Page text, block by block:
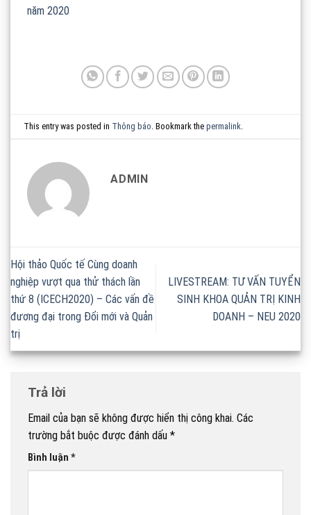
năm 2020
This entry was posted in Thông báo . Bookmark thepermalink
ADMIN
Hội thảo Quốc tế Cùng doanh
nghiệp vượt qua thử thách lần
thứ 8 (ICECH2020) – Các vấn đề
đương đại trong Đổi mới và Quản
trị
LIVESTREAM: TƯ VẤN TUYỂN
SINH KHOA QUẢN TRỊ KINH
DOANH – NEU 2020
Trả lời
Email của bạn sẽ không được hiển thị công khai. Các
trường bắt buộc được đánh dấu *
Bình luận *